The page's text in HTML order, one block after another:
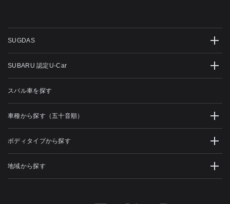
SUGDAS
SUBARU 認定U-Car
スバル車を探す
車種から探す（五十音順）
ボディタイプから探す
地域から探す